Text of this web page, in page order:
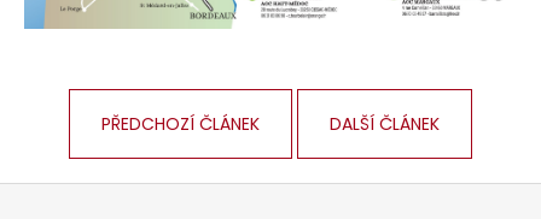
PŘEDCHOZÍ ČLÁNEK DALŠÍ ČLÁNEK